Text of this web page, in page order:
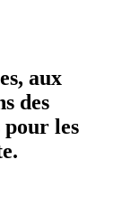
aux
des
pour les